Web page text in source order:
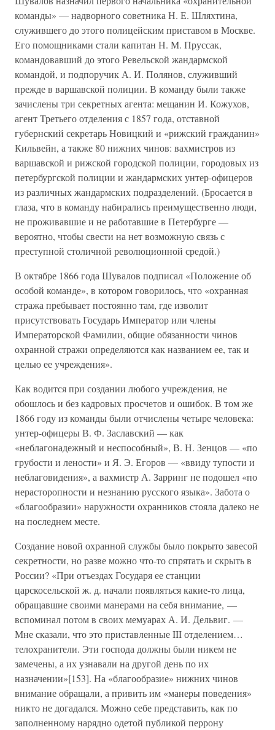
команды» — надворного советника Н. Е. Шляхтина,
служившего до этого полицейским приставом в Москве.
Его помощниками стали капитан Н. М. Пруссак,
командовавший до этого Ревельской жандармской
командой, и подпоручик А. И. Полянов, служивший
прежде в варшавской полиции. В команду были также
зачислены три секретных агента: мещанин И. Кожухов,
агент Третьего отделения с 1857 года, отставной
губернский секретарь Новицкий и «рижский гражданин»
Кильвейн, а также 80 нижних чинов: вахмистров из
варшавской и рижской городской полиции, городовых из
петербургской полиции и жандармских унтер-офицеров
из различных жандармских подразделений. (Бросается в
глаза, что в команду набирались преимущественно люди,
не проживавшие и не работавшие в Петербурге —
вероятно, чтобы свести на нет возможную связь с
преступной столичной революционной средой.)
В октябре 1866 года Шувалов подписал «Положение об
особой команде», в котором говорилось, что «охранная
стража пребывает постоянно там, где изволит
присутствовать Государь Император или члены
Императорской Фамилии, общие обязанности чинов
охранной стражи определяются как названием ее, так и
целью ее учреждения».
Как водится при создании любого учреждения, не
обошлось и без кадровых просчетов и ошибок. В том же
1866 году из команды были отчислены четыре человека:
унтер-офицеры В. Ф. Заславский — как
«неблагонадежный и неспособный», В. Н. Зенцов — «по
грубости и лености» и Я. Э. Егоров — «ввиду тупости и
неблаговидения», а вахмистр А. Зарринг не подошел «по
нерасторопности и незнанию русского языка». Забота о
«благообразии» наружности охранников стояла далеко не
на последнем месте.
Создание новой охранной службы было покрыто завесой
секретности, но разве можно что-то спрятать и скрыть в
России? «При отъездах Государя ее станции
царскосельской ж. д. начали появляться какие-то лица,
обращавшие своими манерами на себя внимание, —
вспоминал потом в своих мемуарах А. И. Дельвиг. —
Мне сказали, что это приставленные III отделением…
телохранители. Эти господа должны были никем не
замечены, а их узнавали на другой день по их
назначении»[153]. На «благообразие» нижних чинов
внимание обращали, а привить им «манеры поведения»
никто не догадался. Можно себе представить, как по
заполненному нарядно одетой публикой перрону